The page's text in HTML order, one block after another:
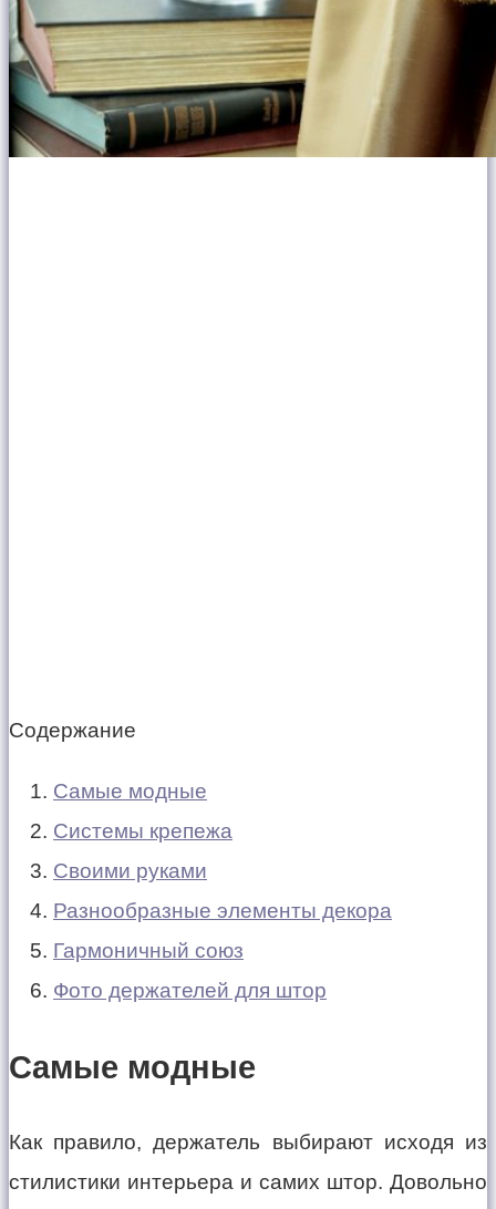
Содержание
Самые модные
Системы крепежа
Своими руками
Разнообразные элементы декора
Гармоничный союз
Фото держателей для штор
Самые модные
Как правило, держатель выбирают исходя из
стилистики интерьера и самих штор. Довольно